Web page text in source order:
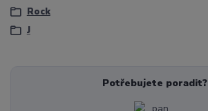
Rock
J
Potřebujete poradit?